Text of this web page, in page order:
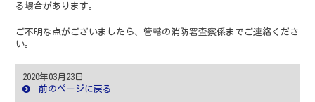
る場合があります。
ご不明な点がございましたら、管轄の消防署査察係までご連絡くださ
い。
2020年03月23日
前のページに戻る